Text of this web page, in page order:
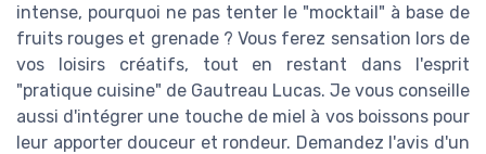
intense, pourquoi ne pas tenter le "mocktail" à base de
fruits rouges et grenade ? Vous ferez sensation lors de
vos loisirs créatifs, tout en restant dans l'esprit
"pratique cuisine" de Gautreau Lucas. Je vous conseille
aussi d'intégrer une touche de miel à vos boissons pour
leur apporter douceur et rondeur. Demandez l'avis d'un